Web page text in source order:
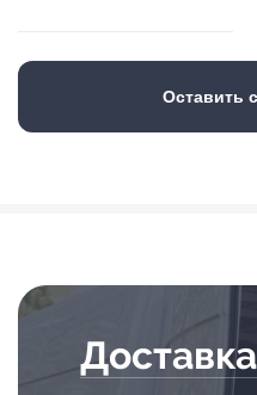
Оставить